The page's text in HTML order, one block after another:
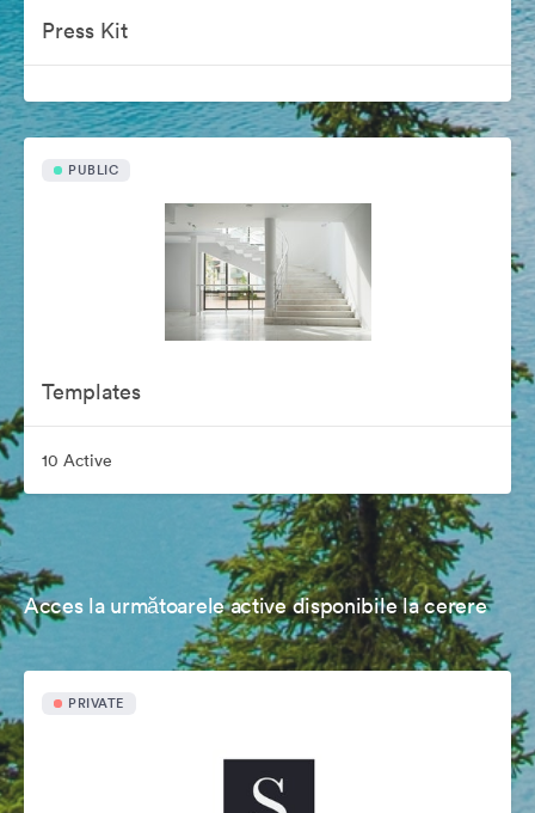
Press Kit
PUBLIC
Templates
10 Active
Acces la următoarele active disponibile la cerere
PRIVATE